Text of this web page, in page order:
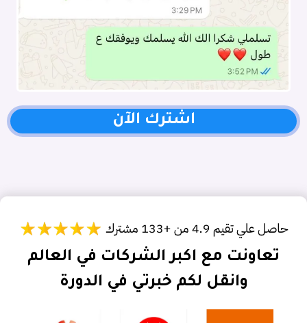
اشترك الآن
تعاونت مع اكبر الشركات في العالم
وانقل لكم خبرتي في الدورة